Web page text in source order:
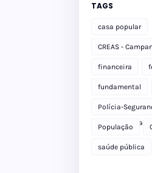
TAGS
casa popular
CREAS -
financeira
fundamental
Polícia-
Polícia Militar-
População
saúde pública